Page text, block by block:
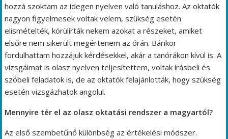
hozzá szoktam az idegen nyelven való tanuláshoz. Az oktatók
nagyon figyelmesek voltak velem, szükség esetén
elismételték, körülírták nekem azokat a részeket, amiket
elsőre nem sikerült megértenem az órán. Bárikor
fordulhattam hozzájuk kérdésekkel, akár a tanórákon kívül is. A
vizsgáimat is olasz nyelven teljesítettem, voltak írásbeli és
szóbeli feladatok is, de az oktatók felajánlották, hogy szükség
esetén vizsgázhatok angolul.
Mennyire tér el az olasz oktatási rendszer a magyartól?
Az első szembetűnő különbség az értékelési módszer.